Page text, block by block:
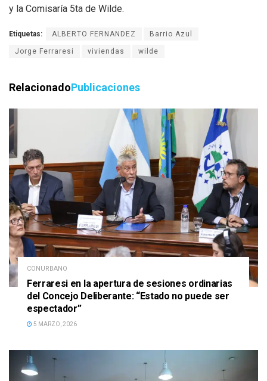
y la Comisaría 5ta de Wilde.
Etiquetas: ALBERTO FERNANDEZ Barrio Azul
Jorge Ferraresi viviendas wilde
RelacionadoPublicaciones
CONURBANO
Ferraresi en la apertura de sesiones ordinarias
del Concejo Deliberante: “Estado no puede ser
espectador”
5 MARZO, 2026